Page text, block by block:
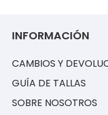
INFORMACIÓN
CAMBIOS Y
GUÍA DE TALLAS
SOBRE NOSOTROS